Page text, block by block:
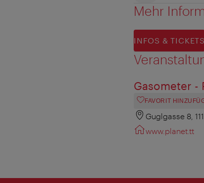
Mehr
INFOS & TICKETS
Gasometer -
FAVORIT
Guglgasse 8,
www.planet.tt